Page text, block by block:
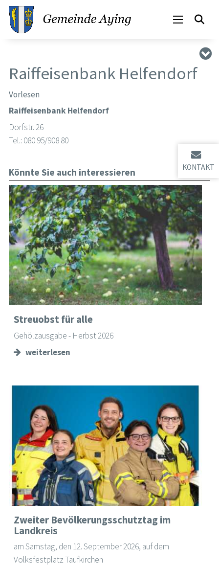
KONTAKT
Raiffeisenbank Helfendorf
Vorlesen
Raiffeisenbank Helfendorf
Dorfstr. 26
Tel.: 080 95/908 80
Könnte Sie auch interessieren
Streuobst für alle
Gehölzausgabe - Herbst 2026
weiterlesen
Zweiter Bevölkerungsschutztag im
Landkreis
am Samstag, den 12. September 2026, auf dem
Volksfestplatz Taufkirchen